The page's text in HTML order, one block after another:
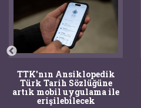
TTK'nın Ansiklopedik
Türk Tarih Sözlüğüne
artık mobil uygulama ile
erişilebilecek